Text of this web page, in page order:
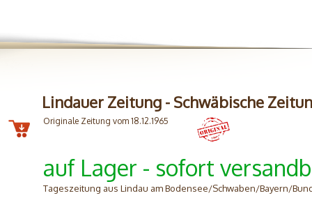
Lindauer Zeitung - Schwäbische
Originale Zeitung vom 18.12.1965
auf Lager - sofort
Tageszeitung aus Lindau am Bodensee/Schwaben/Bayern/